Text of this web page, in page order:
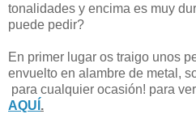
tonalidades y encima es muy
puede pedir?
En primer lugar os traigo unos
envuelto en alambre de metal,
para cualquier ocasión! para
AQUÍ .